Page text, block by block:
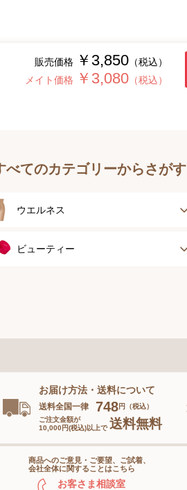
販売価格 ￥3,850（税込）
メイト価格
￥3,080（税込）
べてのカテゴリーからさがす
ウエルネス
健康サポート
ビューティー
ボディーケア
ヘアケア
オーラルケア
お届け方法・送料について
送料全国一律 748円（税込）
ご注文金額が
10,000円(税込)以上で 送料無料
商品へのご意見・ご要望、ご試着、
会社全体に関することはこちら
お客さま相談室